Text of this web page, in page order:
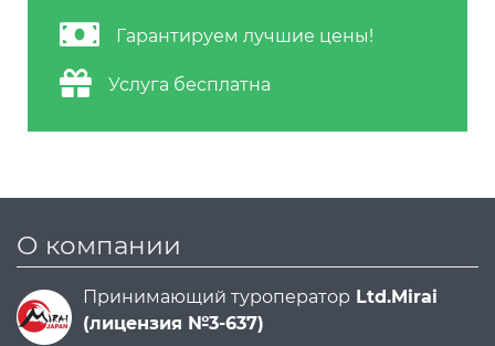
Гарантируем лучшие цены!
Услуга бесплатна
О компании
Принимающий туроператор Ltd.Mirai
(лицензия №3-637)